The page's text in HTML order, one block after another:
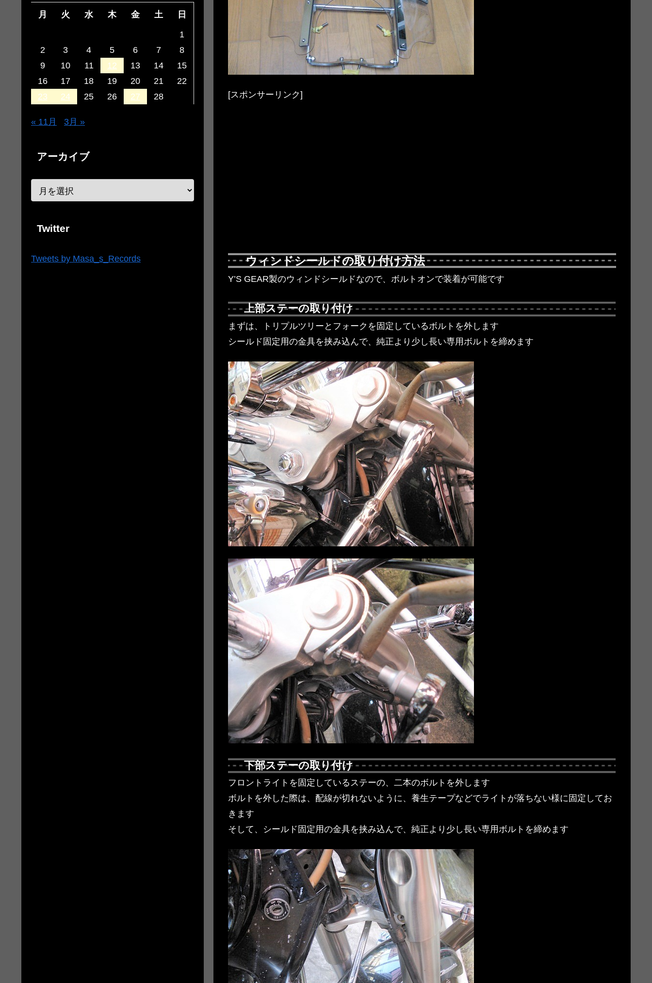
[スポンサーリンク]
ウィンドシールドの取り付け方法
Y’S GEAR製のウィンドシールドなので、ボルトオンで装着が可能です
上部ステーの取り付け
まずは、トリプルツリーとフォークを固定しているボルトを外します
シールド固定用の金具を挟み込んで、純正より少し長い専用ボルトを締めます
下部ステーの取り付け
フロントライトを固定しているステーの、二本のボルトを外します
ボルトを外した際は、配線が切れないように、養生テープなどでライトが落ちない様に固定してお
きます
そして、シールド固定用の金具を挟み込んで、純正より少し長い専用ボルトを締めます
月 火 水 木 金 土 日
1
2
3 4 5 6 7
8
9
10 11 12 13 14
15
16
17 18 19 20 21
22
23
24 25 26 27 28
« 11月 3月 »
アーカイブ
Twitter
Tweets by Masa_s_Records